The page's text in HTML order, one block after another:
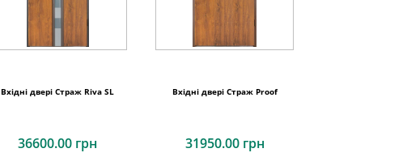
Вхідні двері Страж Riva SL
36600.00 грн
Вхідні двері Страж Proof
31950.00 грн